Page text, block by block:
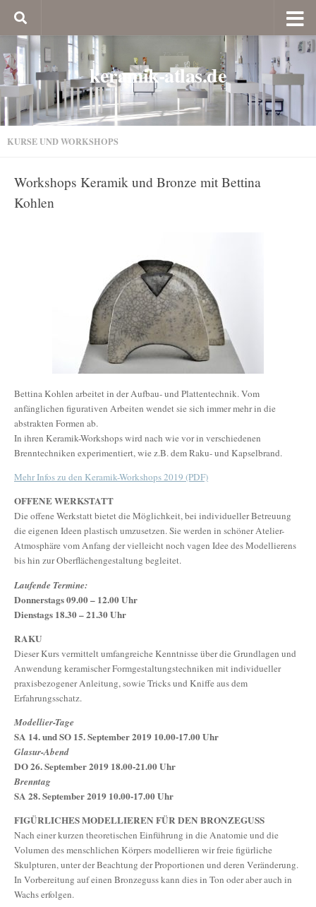
keramik-atlas.de
KURSE UND WORKSHOPS
Workshops Keramik und Bronze mit Bettina
Kohlen
Bettina Kohlen arbeitet in der Aufbau- und Plattentechnik. Vom
anfänglichen figurativen Arbeiten wendet sie sich immer mehr in die
abstrakten Formen ab.
In ihren Keramik-Workshops wird nach wie vor in verschiedenen
Brenntechniken experimentiert, wie z.B. dem Raku- und Kapselbrand.
Mehr Infos zu den Keramik-Workshops 2019 (PDF)
OFFENE WERKSTATT
Die offene Werkstatt bietet die Möglichkeit, bei individueller Betreuung
die eigenen Ideen plastisch umzusetzen. Sie werden in schöner Atelier-
Atmosphäre vom Anfang der vielleicht noch vagen Idee des Modellierens
bis hin zur Oberflächengestaltung begleitet.
Laufende Termine:
Donnerstags 09.00 – 12.00 Uhr
Dienstags 18.30 – 21.30 Uhr
RAKU
Dieser Kurs vermittelt umfangreiche Kenntnisse über die Grundlagen und
Anwendung keramischer Formgestaltungstechniken mit individueller
praxisbezogener Anleitung, sowie Tricks und Kniffe aus dem
Erfahrungsschatz.
Modellier-Tage
SA 14. und SO 15. September 2019 10.00-17.00 Uhr
Glasur-Abend
DO 26. September 2019 18.00-21.00 Uhr
Brenntag
SA 28. September 2019 10.00-17.00 Uhr
FIGÜRLICHES MODELLIEREN FÜR DEN BRONZEGUSS
Nach einer kurzen theoretischen Einführung in die Anatomie und die
Volumen des menschlichen Körpers modellieren wir freie figürliche
Skulpturen, unter der Beachtung der Proportionen und deren Veränderung.
In Vorbereitung auf einen Bronzeguss kann dies in Ton oder aber auch in
Wachs erfolgen.